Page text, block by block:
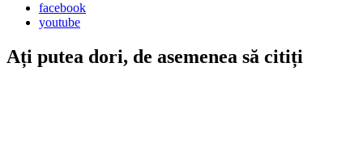
facebook
youtube
Ați putea dori, de asemenea să citiți